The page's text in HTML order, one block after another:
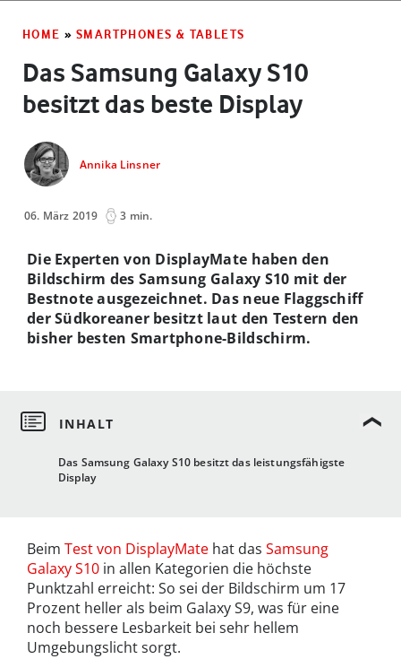
HOME » SMARTPHONES & TABLETS
Das Samsung Galaxy S10
besitzt das beste Display
Annika Linsner
06. März 2019 3 min.
Das Samsung Galaxy S10 besitzt das leistungsfähigste
Display
Die Experten von DisplayMate haben den
Bildschirm des Samsung Galaxy S10 mit der
Bestnote ausgezeichnet. Das neue Flaggschiff
der Südkoreaner besitzt laut den Testern den
bisher besten Smartphone-Bildschirm.
Beim Test von DisplayMate hat das Samsung
Galaxy S10 in allen Kategorien die höchste
Punktzahl erreicht: So sei der Bildschirm um 17
Prozent heller als beim Galaxy S9, was für eine
noch bessere Lesbarkeit bei sehr hellem
Umgebungslicht sorgt.